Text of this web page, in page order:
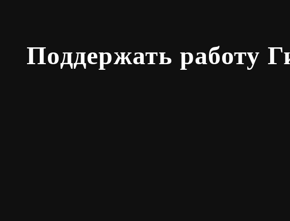
Поддержать работу